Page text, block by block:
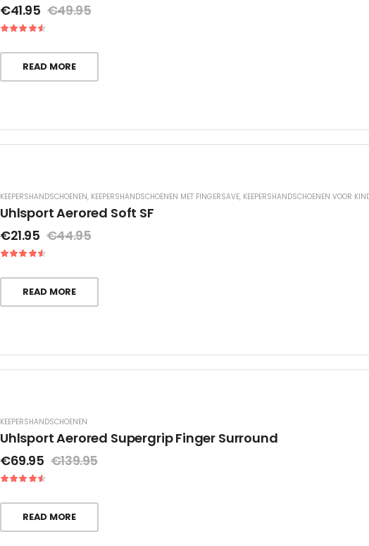
€41.95 €49.95
READ MORE
KEEPERSHANDSCHOENEN, KEEPERSHANDSCHOENEN MET FINGERSAVE, KEEPERSHANDSCHOENEN VOOR
Uhlsport Aerored Soft SF
€21.95 €44.95
READ MORE
KEEPERSHANDSCHOENEN
Uhlsport Aerored Supergrip Finger Surround
€69.95 €139.95
READ MORE